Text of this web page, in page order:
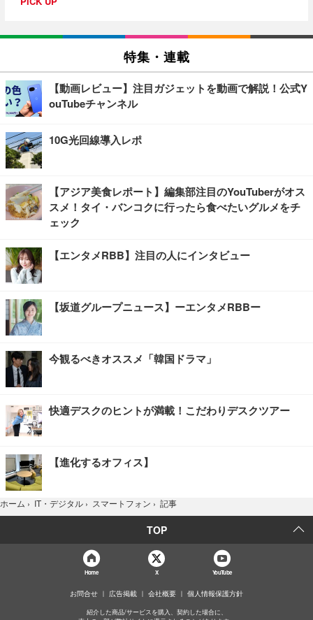
特集・連載
【動画レビュー】注目ガジェットを動画で解説！公式Y
ouTubeチャンネル
10G光回線導入レポ
【アジア美食レポート】編集部注目のYouTuberがオス
スメ！タイ・バンコクに行ったら食べたいグルメをチ
ェック
【エンタメRBB】注目の人にインタビュー
【坂道グループニュース】ーエンタメRBBー
今観るべきオススメ「韓国ドラマ」
快適デスクのヒントが満載！こだわりデスクツアー
【進化するオフィス】
ホーム › IT・デジタル › スマートフォン › 記事
TOP
Home X YouTube
お問合せ 広告掲載 会社概要 個人情報保護方針
紹介した商品/サービスを購入、契約した場合に、